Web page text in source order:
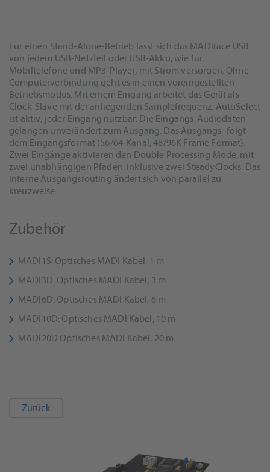
Für einen Stand-Alone-Betrieb lässt sich das MADIface USB
von jedem USB-Netzteil oder USB-Akku, wie für
Mobiltelefone und MP3-Player, mit Strom versorgen. Ohne
Computerverbindung geht es in einen voreingestellten
Betriebsmodus. Mit einem Eingang arbeitet das Gerät als
Clock-Slave mit der anliegenden Samplefrequenz. AutoSelect
ist aktiv, jeder Eingang nutzbar. Die Eingangs-Audiodaten
gelangen unverändert zum Ausgang. Das Ausgangs- folgt
dem Eingangsformat (56/64-Kanal, 48/96K Frame Format).
Zwei Eingänge aktivieren den Double Processing Mode, mit
zwei unabhängigen Pfaden, inklusive zwei SteadyClocks. Das
interne Ausgangsrouting ändert sich von parallel zu
kreuzweise.
Zubehör
MADI1S: Optisches MADI Kabel, 1 m
MADI3D: Optisches MADI Kabel, 3 m
MADI6D: Optisches MADI Kabel, 6 m
MADI10D: Optisches MADI Kabel, 10 m
MADI20D:Optisches MADI Kabel, 20 m
Zurück